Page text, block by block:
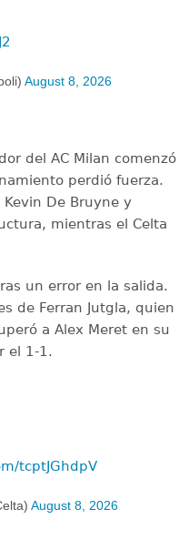
August 8, 2026
del AC Milan comenzó
perdió fuerza.
De Bruyne y
mientras el Celta
un error en la salida.
de Ferran Jutgla, quien
a Alex Meret en su
el 1-1.
tcptJGhdpV
August 8, 2026